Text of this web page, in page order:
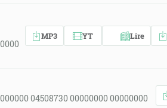
MP3 YT Lire
04508730 00000000 00000000